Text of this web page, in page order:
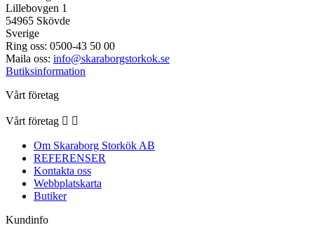
Lillebovgen 1
54965 Skövde
Sverige
Ring oss: 0500-43 50 00
Maila oss: info@skaraborgstorkok.se
Butiksinformation
Vårt företag
Vårt företag  
Om Skaraborg Storkök AB
REFERENSER
Kontakta oss
Webbplatskarta
Butiker
Kundinfo